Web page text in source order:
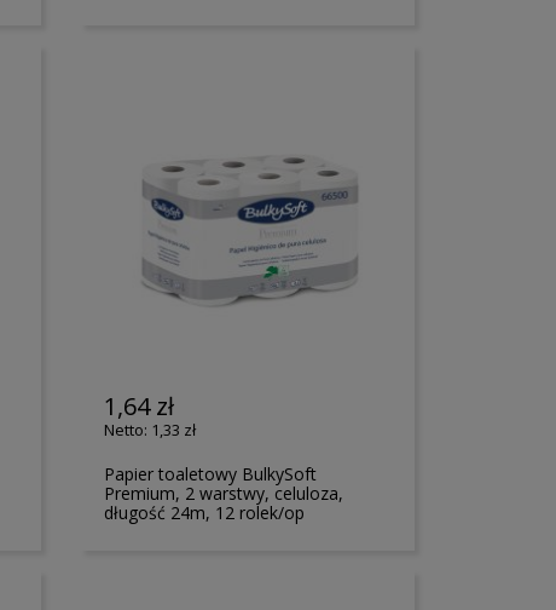
1,64 zł
1,33 zł
Papier toaletowy BulkySoft
Premium, 2 warstwy, celuloza,
długość 24m, 12 rolek/op